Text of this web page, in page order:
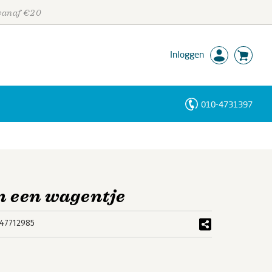
€20
Inloggen
010-4731397
wagentje
Personen